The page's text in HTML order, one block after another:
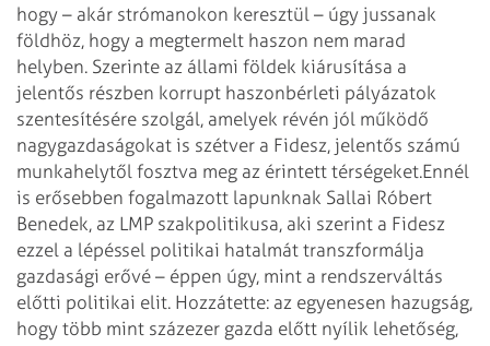
hogy – akár strómanokon keresztül – úgy jussanak
földhöz, hogy a megtermelt haszon nem marad
helyben. Szerinte az állami földek kiárusítása a
jelentős részben korrupt haszonbérleti pályázatok
szentesítésére szolgál, amelyek révén jól működő
nagygazdaságokat is szétver a Fidesz, jelentős számú
munkahelytől fosztva meg az érintett térségeket.Ennél
is erősebben fogalmazott lapunknak Sallai Róbert
Benedek, az LMP szakpolitikusa, aki szerint a Fidesz
ezzel a lépéssel politikai hatalmát transzformálja
gazdasági erővé – éppen úgy, mint a rendszerváltás
előtti politikai elit. Hozzátette: az egyenesen hazugság,
hogy több mint százezer gazda előtt nyílik lehetőség,